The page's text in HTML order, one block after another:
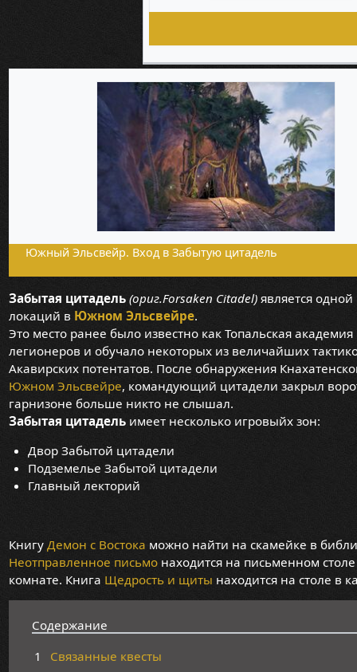
Южный Эльсвейр. Вход в Забытую цитадель
Забытая цитадель (ориг.Forsaken Citadel)является одной
локаций в Южном Эльсвейре.
Это место ранее было известно как Топальская академия
легионеров и обучало некоторых из величайших
Акавирских потентатов. После обнаружения
Южном Эльсвейре, командующий цитадели закрыл
гарнизоне больше никто не слышал.
Забытая цитадельимеет несколько игровыйх зон:
Двор Забытой цитадели
Подземелье Забытой цитадели
Главный лекторий
Книгу Демон с Востока можно найти на скамейке в
Неотправленное письмонаходится на письменном
комнате. Книга Щедрость и щиты находится на столе в
Содержание
1
Связанные квесты